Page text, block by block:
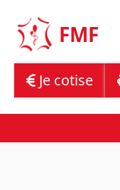
content
FMF
Je cotise